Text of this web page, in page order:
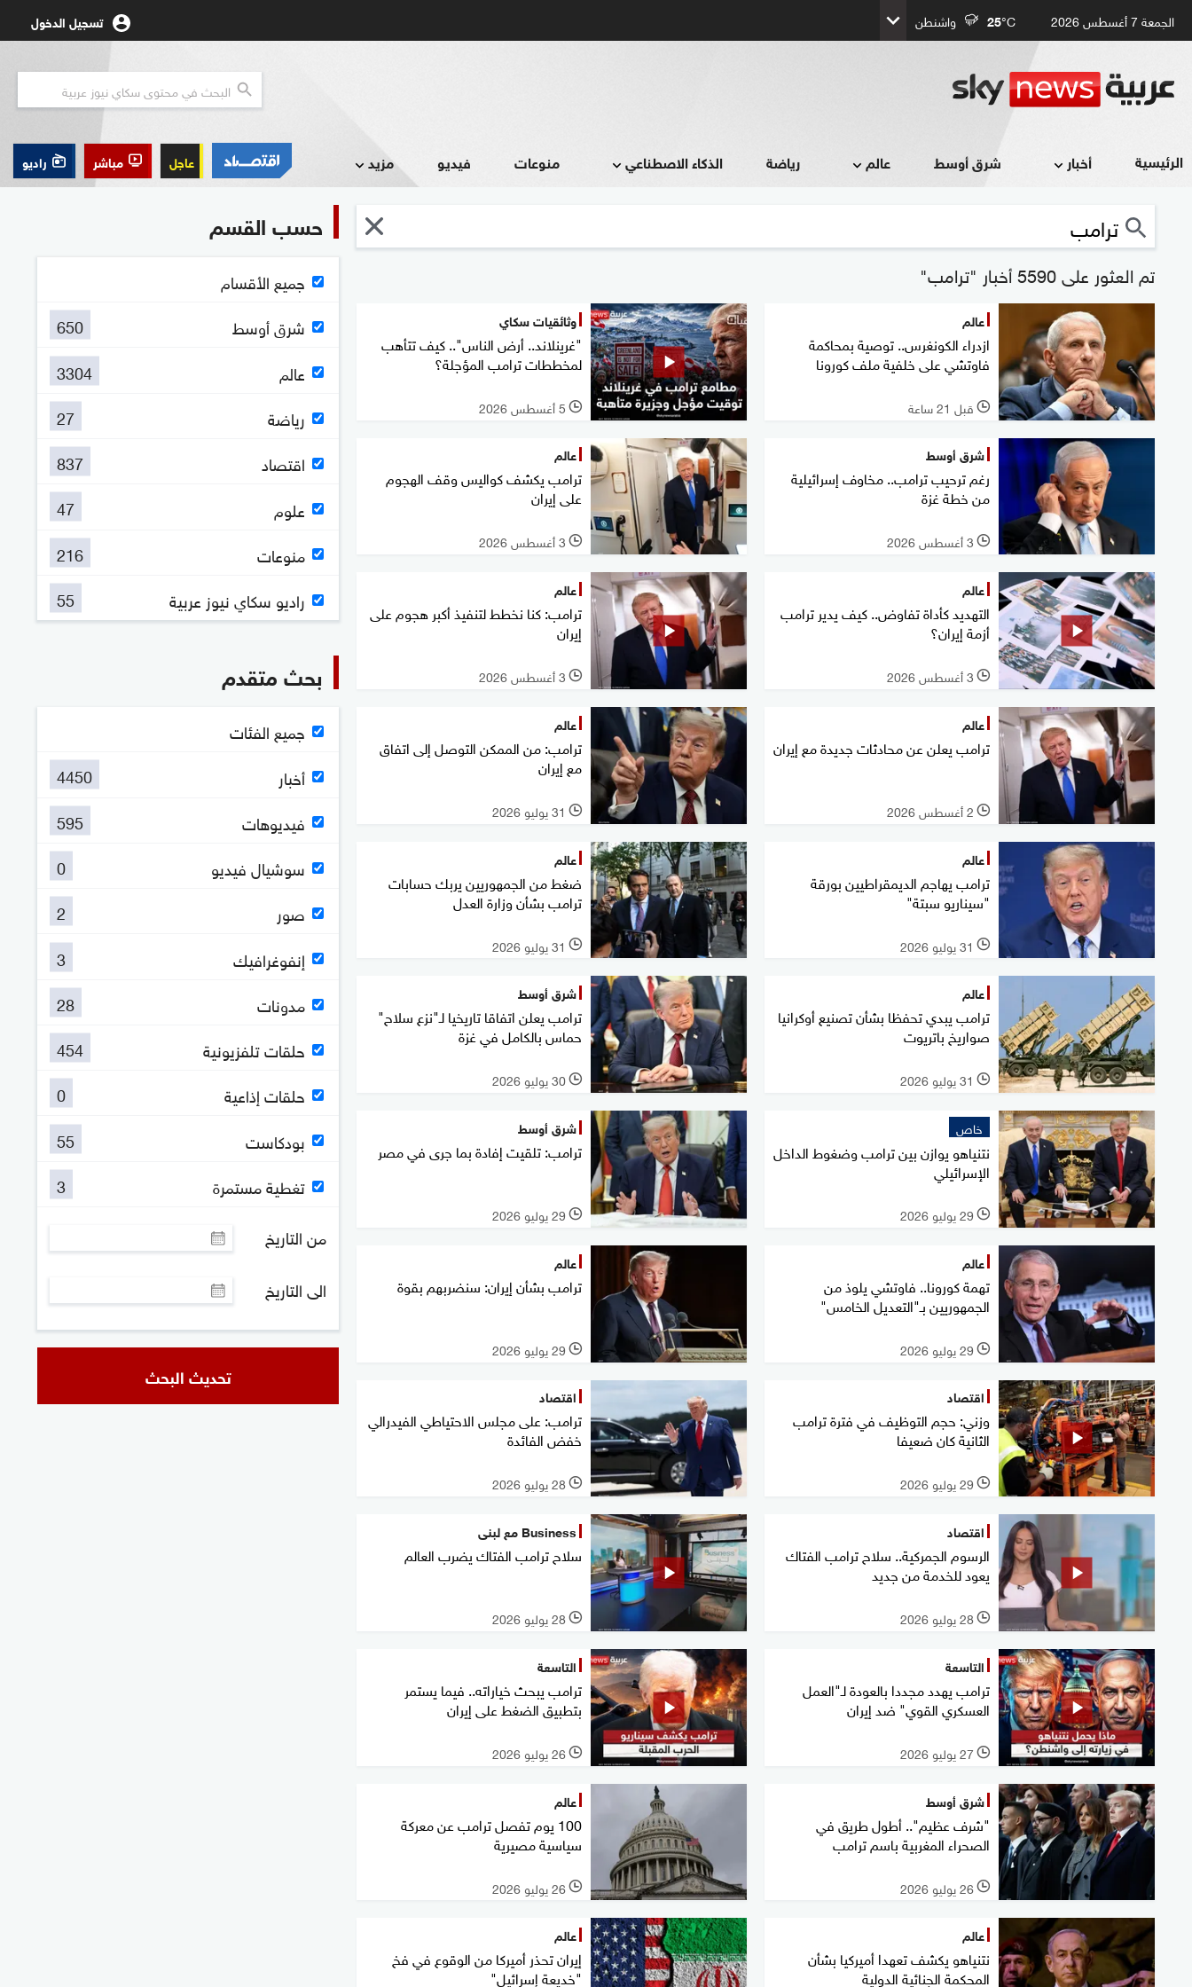
الجمعة 7 أغسطس 2026 25°C واشنطن تسجيل الدخول
الرئيسية أخبار شرق أوسط عالم رياضة الذكاء الاصطناعي منوعات فيديو مزيد عاجل مباشر راديو
تم العثور على 5590 أخبار "ترامب"
عالم
ازدراء الكونغرس.. توصية بمحاكمة
فاوتشي على خلفية ملف كورونا
l قبل 21 ساعة
وثائقيات سكاي
"غرينلاند.. أرض الناس".. كيف تتأهب
لمخططات ترامب المؤجلة؟
l 5 أغسطس 2026
شرق أوسط
رغم ترحيب ترامب.. مخاوف إسرائيلية
من خطة غزة
l 3 أغسطس 2026
عالم
ترامب يكشف كواليس وقف الهجوم
على إيران
l 3 أغسطس 2026
عالم
التهديد كأداة تفاوض.. كيف يدير ترامب
أزمة إيران؟
l 3 أغسطس 2026
عالم
ترامب: كنا نخطط لتنفيذ أكبر هجوم على
إيران
l 3 أغسطس 2026
عالم
ترامب يعلن عن محادثات جديدة مع إيران
l 2 أغسطس 2026
عالم
ترامب: من الممكن التوصل إلى اتفاق
مع إيران
l 31 يوليو 2026
عالم
ترامب يهاجم الديمقراطيين بورقة
"سيناريو سبتة"
l 31 يوليو 2026
عالم
ضغط من الجمهوريين يربك حسابات
ترامب بشأن وزارة العدل
l 31 يوليو 2026
عالم
ترامب يبدي تحفظا بشأن تصنيع أوكرانيا
صواريخ باتريوت
l 31 يوليو 2026
شرق أوسط
ترامب يعلن اتفاقا تاريخيا لـ"نزع سلاح"
حماس بالكامل في غزة
l 30 يوليو 2026
خاص
نتنياهو يوازن بين ترامب وضغوط الداخل
الإسرائيلي
l 29 يوليو 2026
شرق أوسط
ترامب: تلقيت إفادة بما جرى في مصر
l 29 يوليو 2026
عالم
تهمة كورونا.. فاوتشي يلوذ من
الجمهوريين بـ"التعديل الخامس"
l 29 يوليو 2026
عالم
ترامب بشأن إيران: سنضربهم بقوة
l 29 يوليو 2026
اقتصاد
وزني: حجم التوظيف في فترة ترامب
الثانية كان ضعيفا
l 29 يوليو 2026
اقتصاد
ترامب: على مجلس الاحتياطي الفيدرالي
خفض الفائدة
l 28 يوليو 2026
اقتصاد
الرسوم الجمركية.. سلاح ترامب الفتاك
يعود للخدمة من جديد
l 28 يوليو 2026
Business مع لبنى
سلاح ترامب الفتاك يضرب العالم
l 28 يوليو 2026
التاسعة
ترامب يهدد مجددا بالعودة لـ"العمل
العسكري القوي" ضد إيران
l 27 يوليو 2026
التاسعة
ترامب يبحث خياراته.. فيما يستمر
بتطبيق الضغط على إيران
l 26 يوليو 2026
شرق أوسط
"شرف عظيم".. أطول طريق في
الصحراء المغربية باسم ترامب
l 26 يوليو 2026
عالم
100 يوم تفصل ترامب عن معركة
سياسية مصيرية
l 26 يوليو 2026
عالم
نتنياهو يكشف تعهدا أميركيا بشأن
المحكمة الجنائية الدولية
عالم
إيران تحذر أميركا من الوقوع في فخ
"خديعة إسرائيل"
حسب القسم
جميع الأقسام
شرق أوسط
650
عالم
3304
رياضة
27
اقتصاد
837
علوم
47
منوعات
216
راديو سكاي نيوز عربية
55
بحث متقدم
جميع الفئات
أخبار
4450
فيديوهات
595
سوشيال فيديو
0
صور
2
إنفوغرافيك
3
مدونات
28
حلقات تلفزيونية
454
حلقات إذاعية
0
بودكاست
55
تغطية مستمرة
3
من التاريخ
الى التاريخ
تحديث البحث